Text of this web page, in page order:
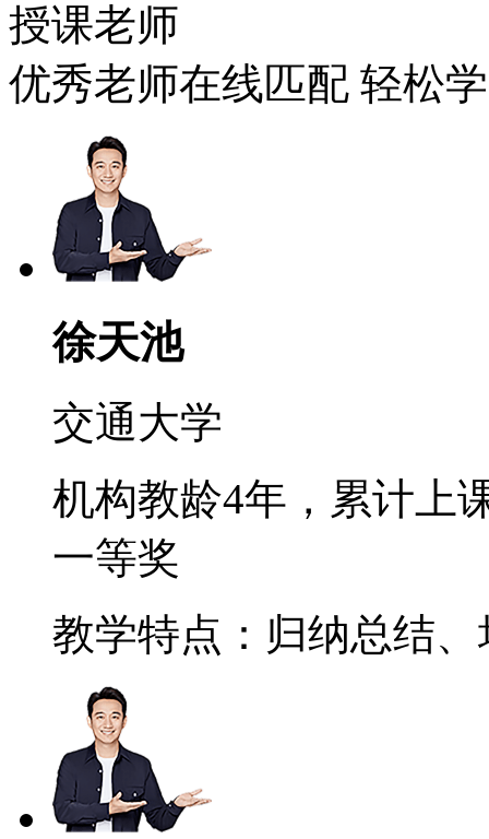
授课老师
优秀老师在线匹配 轻松
徐天池
交通大学
机构教龄4年，累计上
一等奖
教学特点：归纳总结